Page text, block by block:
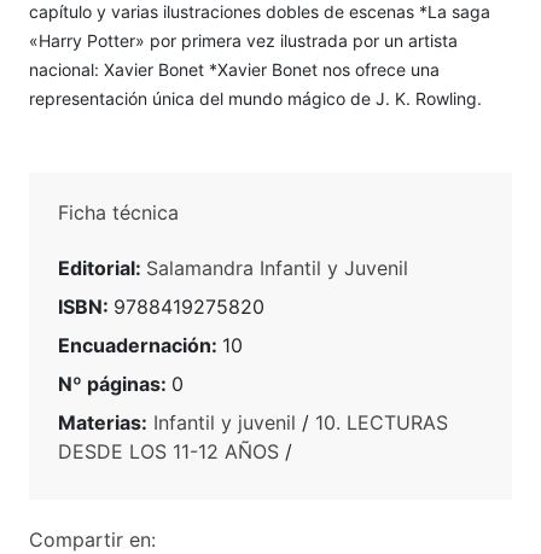
capítulo y varias ilustraciones dobles de escenas *La saga
«Harry Potter» por primera vez ilustrada por un artista
nacional: Xavier Bonet *Xavier Bonet nos ofrece una
representación única del mundo mágico de J. K. Rowling.
Ficha técnica
Editorial: Salamandra Infantil y Juvenil
ISBN: 9788419275820
Encuadernación: 10
Nº páginas: 0
Materias: Infantil y juvenil / 10. LECTURAS
DESDE LOS 11-12 AÑOS /
Compartir en: